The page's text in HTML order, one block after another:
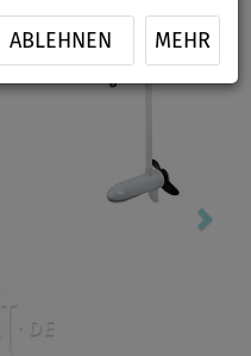
ABLEHNEN MEHR